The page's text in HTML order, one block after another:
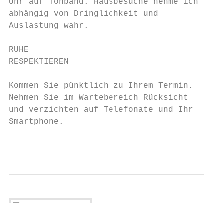
Uhr auf Tonband. Hausbesuche nehme ich
abhängig von Dringlichkeit und
Auslastung wahr.
RUHE
RESPEKTIEREN
Kommen Sie pünktlich zu Ihrem Termin.
Nehmen Sie im Wartebereich Rücksicht
und verzichten auf Telefonate und Ihr
Smartphone.